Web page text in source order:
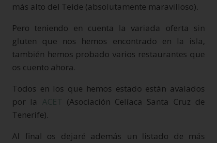
más alto del Teide (absolutamente maravilloso).
Pero teniendo en cuenta la variada oferta sin
gluten que nos hemos encontrado en la isla,
también hemos probado varios restaurantes que
os cuento ahora.
Todos en los que hemos estado están avalados
por la ACET (Asociación Celíaca Santa Cruz de
Tenerife).
Al final os dejaré además un listado de más